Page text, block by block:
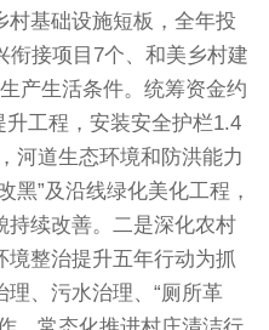
村基础设施短板，全年投
衔接项目7个、和美乡村建
产生活条件。统筹资金约
工程，安装安全护栏1.4
河道生态环境和防洪能力
黑”及沿线绿化美化工程，
持续改善。二是深化农村
境整治提升五年行动为抓
、污水治理、“厕所革